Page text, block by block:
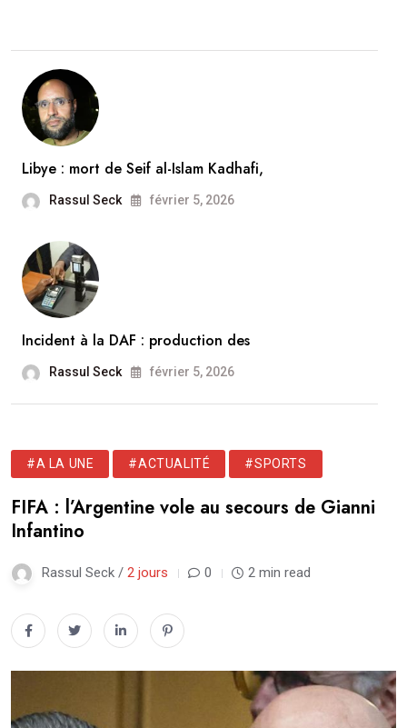
Libye : mort de Seif al-Islam Kadhafi,
Rassul Seck février 5, 2026
Incident à la DAF : production des
Rassul Seck février 5, 2026
#A LA UNE #ACTUALITÉ #SPORTS
FIFA : l’Argentine vole au secours de Gianni
Infantino
Rassul Seck / 2 jours 0 2 min read